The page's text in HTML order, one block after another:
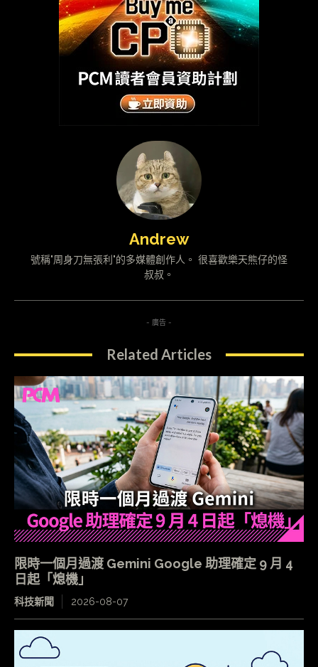
Andrew
號稱"周身刀無張利"的多媒體創作人。 很喜歡樂天熊仔的怪
叔叔。
- 廣告 -
Related Articles
限時一個月過渡 Gemini Google 助理確定 9 月 4
日起「熄機」
科技新聞 2026-08-07